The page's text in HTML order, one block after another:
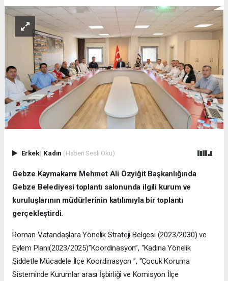
Erkek| Kadın (Haberi Sesli Oku)
Gebze Kaymakamı Mehmet Ali Özyiğit Başkanlığında
Gebze Belediyesi toplantı salonunda ilgili kurum ve
kuruluşlarının müdürlerinin katılımıyla bir toplantı
gerçekleştirdi.
Roman Vatandaşlara Yönelik Strateji Belgesi (2023/2030) ve
Eylem Planı(2023/2025)”Koordinasyon”, “Kadına Yönelik
Şiddetle Mücadele İlçe Koordinasyon ”, “Çocuk Koruma
Sisteminde Kurumlar arası İşbirliği ve Komisyon İlçe